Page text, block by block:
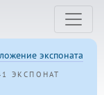
ЭКСПОНАТ
экспоната